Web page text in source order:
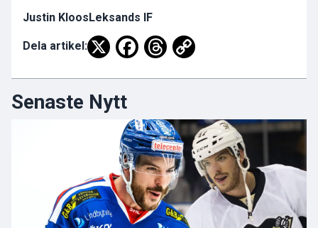
Justin Kloos Leksands IF
Dela artikel:
Senaste Nytt